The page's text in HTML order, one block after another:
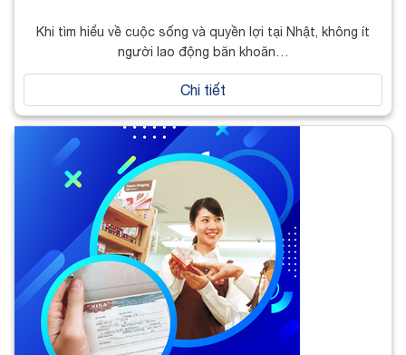
Khi tìm hiểu về cuộc sống và quyền lợi tại Nhật, không ít
người lao động băn khoăn…
Chi tiết